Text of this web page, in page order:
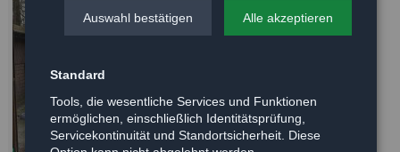
Auswahl bestätigen Alle akzeptieren
Standard
Tools, die wesentliche Services und Funktionen
ermöglichen, einschließlich Identitätsprüfung,
Servicekontinuität und Standortsicherheit. Diese